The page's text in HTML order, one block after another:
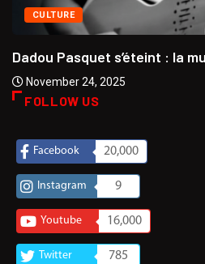
CULTURE
Dadou Pasquet s’éteint : la
November 24, 2025
FOLLOW US
Facebook 20,000
Instagram 9
Youtube 16,000
Twitter 785